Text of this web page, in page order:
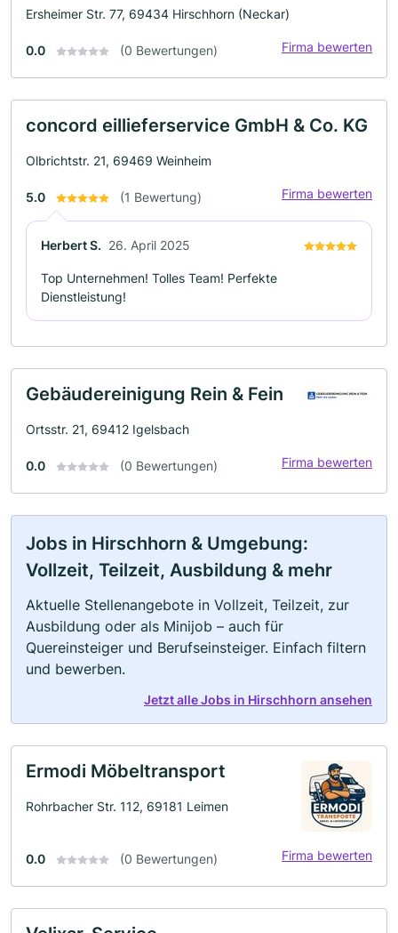
Ersheimer Str. 77, 69434 Hirschhorn (Neckar)
0.0 (0 Bewertungen) Firma bewerten
concord eillieferservice GmbH & Co. KG
Olbrichtstr. 21, 69469 Weinheim
5.0 (1 Bewertung) Firma bewerten
Herbert S. 26. April 2025
Top Unternehmen! Tolles Team! Perfekte
Dienstleistung!
Gebäudereinigung Rein & Fein
Ortsstr. 21, 69412 Igelsbach
0.0 (0 Bewertungen) Firma bewerten
Jobs in Hirschhorn & Umgebung:
Vollzeit, Teilzeit, Ausbildung & mehr
Aktuelle Stellenangebote in Vollzeit, Teilzeit, zur
Ausbildung oder als Minijob – auch für
Quereinsteiger und Berufseinsteiger. Einfach filtern
und bewerben.
Jetzt alle Jobs in Hirschhorn ansehen
Ermodi Möbeltransport
Rohrbacher Str. 112, 69181 Leimen
0.0 (0 Bewertungen) Firma bewerten